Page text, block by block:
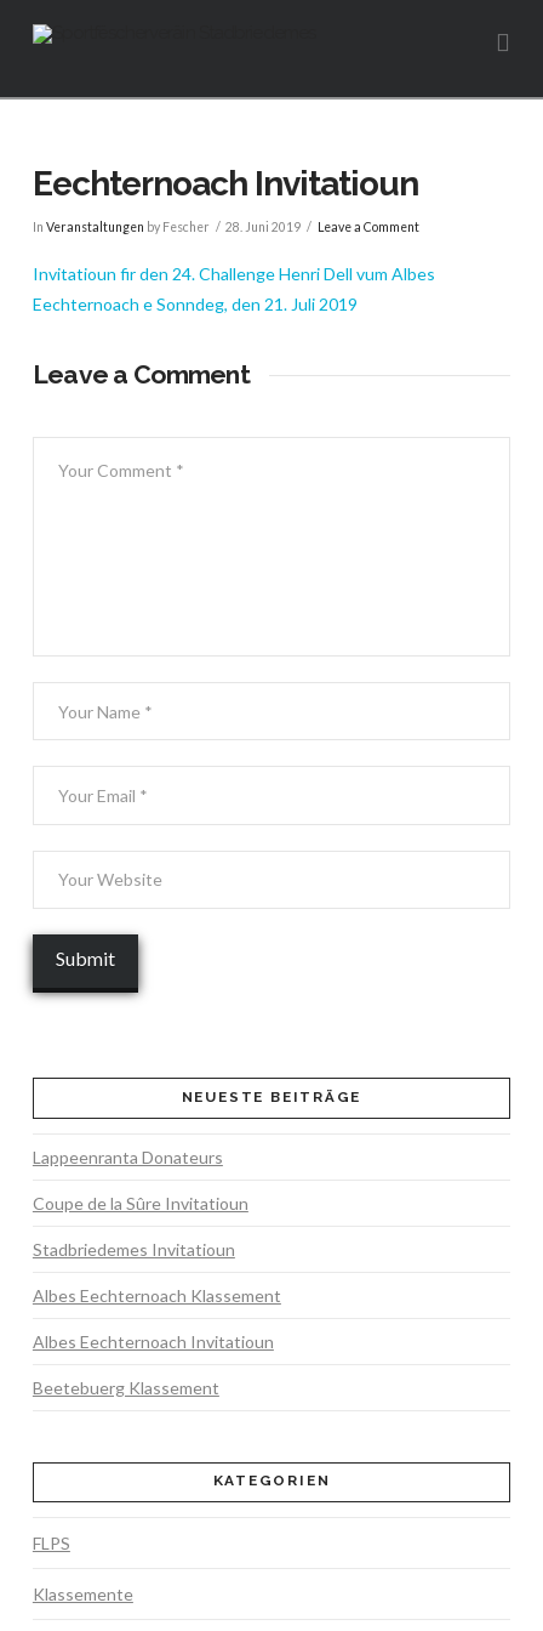
Eechternoach Invitatioun
In Veranstaltungen by Fescher 28. Juni 2019 Leave a Comment
Invitatioun fir den 24. Challenge Henri Dell vum Albes
Eechternoach e Sonndeg, den 21. Juli 2019
Leave a Comment
NEUESTE BEITRÄGE
Lappeenranta Donateurs
Coupe de la Sûre Invitatioun
Stadbriedemes Invitatioun
Albes Eechternoach Klassement
Albes Eechternoach Invitatioun
Beetebuerg Klassement
KATEGORIEN
FLPS
Klassemente